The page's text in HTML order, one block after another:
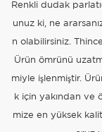
Renkli dudak
unuz ki, ne
n olabilirsiniz.
Ürün ömrünü
miyle işlenmiştir.
k için yakından ve
mize en yüksek